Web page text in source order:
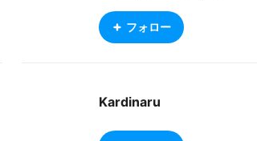
フォロー
Kardinaru